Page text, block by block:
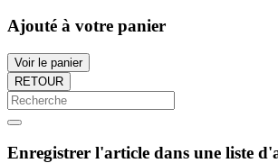
Ajouté à votre panier
Voir le panier
RETOUR
Enregistrer l'article dans une liste